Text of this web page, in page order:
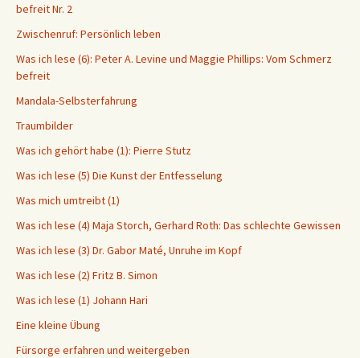
befreit Nr. 2
Zwischenruf: Persönlich leben
Was ich lese (6): Peter A. Levine und Maggie Phillips: Vom Schmerz
befreit
Mandala-Selbsterfahrung
Traumbilder
Was ich gehört habe (1): Pierre Stutz
Was ich lese (5) Die Kunst der Entfesselung
Was mich umtreibt (1)
Was ich lese (4) Maja Storch, Gerhard Roth: Das schlechte Gewissen
Was ich lese (3) Dr. Gabor Maté, Unruhe im Kopf
Was ich lese (2) Fritz B. Simon
Was ich lese (1) Johann Hari
Eine kleine Übung
Fürsorge erfahren und weitergeben